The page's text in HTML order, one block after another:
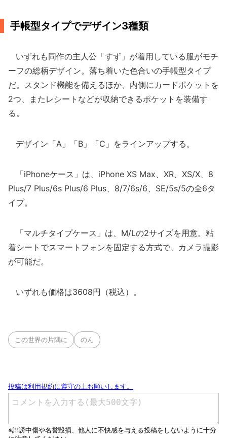
手帳型タイプでデザイン3種類
いずれも同作の主人公「すず」が着用している服がモチ
ーフの総柄デザイン。落ち着いた色合いの手帳型タイプ
だ。スタンド機能を備えるほか、内側にカードポケットを
2つ、またレシートなどが収納できるポケットを装備す
る。
デザイン「A」「B」「C」をラインアップする。
「iPhoneケース」は、iPhone XS Max、XR、XS/X、8
Plus/7 Plus/6s Plus/6 Plus、8/7/6s/6、SE/5s/5の全6タ
イプ。
「マルチタイプケース」は、M/Lの2サイズを用意。粘
着シートでスマートフォンを固定する方式で、カメラ撮影
が可能だ。
いずれも価格は3608円（税込）。
この世界の片隅に のん